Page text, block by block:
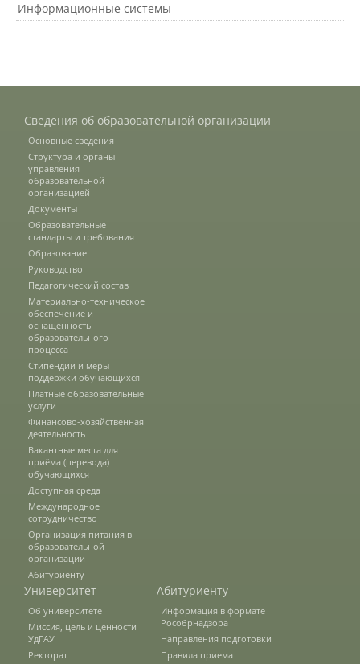
Гордость университета
О федеральном проекте "Кадры в АПК"
Документы
Протоколы
Разное
Абитуриенту
Информация в формате Рособрнадзора
Направления подготовки
Правила приема
Документы для поступления
Вступительные испытания
Информационные системы
Сведения об образовательной организации
Основные сведения
Структура и органы
управления
образовательной
организацией
Документы
Образовательные
стандарты и требования
Образование
Руководство
Педагогический состав
Материально-техническое
обеспечение и
оснащенность
образовательного
процесса
Стипендии и меры
поддержки обучающихся
Платные образовательные
услуги
Финансово-хозяйственная
деятельность
Вакантные места для
приёма (перевода)
обучающихся
Доступная среда
Международное
сотрудничество
Организация питания в
образовательной
организации
Абитуриенту
Университет
Об университете
Миссия, цель и ценности
УдГАУ
Ректорат
Абитуриенту
Информация в формате
Рособрнадзора
Направления подготовки
Правила приема